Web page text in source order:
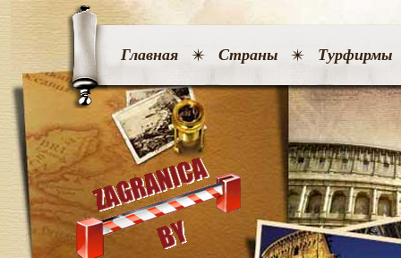
Главная Страны Турфирмы